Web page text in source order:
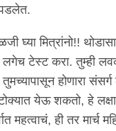
घ्या मित्रांनो!!
लगेच टेस्ट करा. तुम्ही
होणारा
येऊ शकतो, हे
महत्वाचं, ही तर मार्च